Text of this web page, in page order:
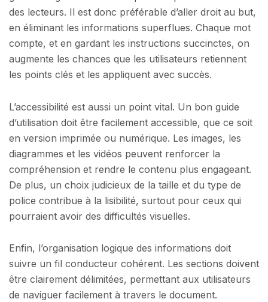
des lecteurs. Il est donc préférable d’aller droit au but,
en éliminant les informations superflues. Chaque mot
compte, et en gardant les instructions succinctes, on
augmente les chances que les utilisateurs retiennent
les points clés et les appliquent avec succès.
L’accessibilité est aussi un point vital. Un bon guide
d’utilisation doit être facilement accessible, que ce soit
en version imprimée ou numérique. Les images, les
diagrammes et les vidéos peuvent renforcer la
compréhension et rendre le contenu plus engageant.
De plus, un choix judicieux de la taille et du type de
police contribue à la lisibilité, surtout pour ceux qui
pourraient avoir des difficultés visuelles.
Enfin, l’organisation logique des informations doit
suivre un fil conducteur cohérent. Les sections doivent
être clairement délimitées, permettant aux utilisateurs
de naviguer facilement à travers le document.